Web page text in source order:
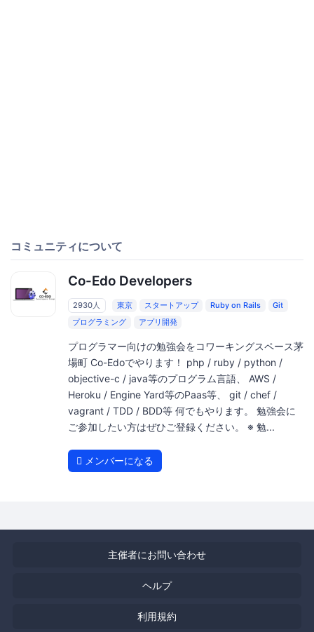
コミュニティについて
Co-Edo Developers
2930人 東京 スタートアップ Ruby on Rails
Git
プログラミング
アプリ開発
プログラマー向けの勉強会をコワーキングスペース茅
場町 Co-Edoでやります！ php / ruby / python /
objective-c / java等のプログラム言語、 AWS /
Heroku / Engine Yard等のPaas等、 git / chef /
vagrant / TDD / BDD等 何でもやります。 勉強会に
ご参加したい方はぜひご登録ください。 ※ 勉...
メンバーになる
主催者にお問い合わせ
ヘルプ
利用規約